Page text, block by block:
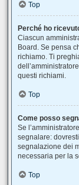
Top
Perché ho
Ciascun
Board. Se pensa
richiamo. Ti
questi richiami.
Top
Come posso
Se
segnalare:
segnalazione dei
necessaria per la
Top